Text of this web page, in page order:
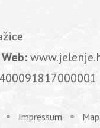
Impressum